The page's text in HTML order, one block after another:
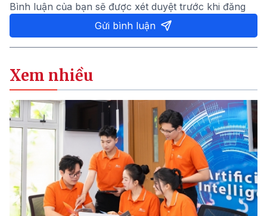
Bình luận của bạn sẽ được xét duyệt trước khi đăng
Gửi bình luận
Xem nhiều